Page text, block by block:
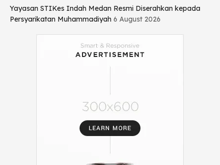
Yayasan STIKes Indah Medan Resmi Diserahkan kepada
Persyarikatan Muhammadiyah 6 August 2026